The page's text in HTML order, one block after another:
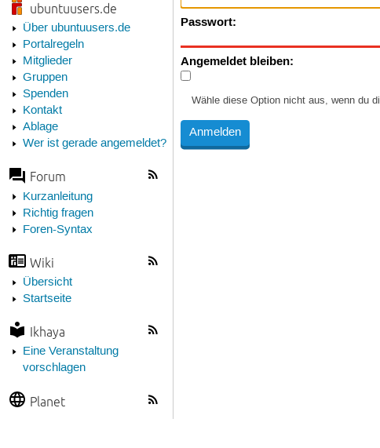
ubuntuusers.de
Über ubuntuusers.de
Portalregeln
Mitglieder
Gruppen
Spenden
Kontakt
Ablage
Wer ist gerade angemeldet?
Forum
Kurzanleitung
Richtig fragen
Foren-Syntax
Wiki
Übersicht
Startseite
Ikhaya
Eine Veranstaltung
vorschlagen
Planet
Passwort:
Angemeldet bleiben:
Wähle diese Option nicht aus, wenn du